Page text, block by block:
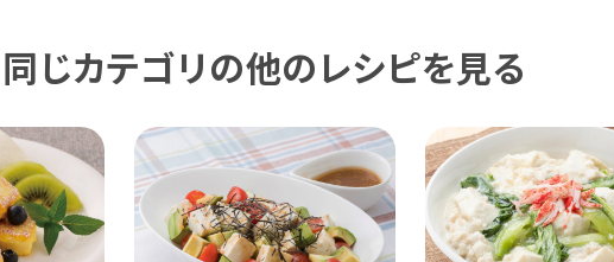
同じカテゴリの他のレシピを見る